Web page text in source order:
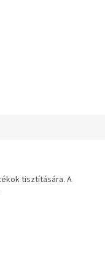
tisztítására. A